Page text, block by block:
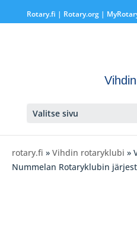
Rotary.fi | Rotary.org|
Valitse sivu
rotary.fi » Vihdin rotaryklubi »
Nummelan Rotaryklubin